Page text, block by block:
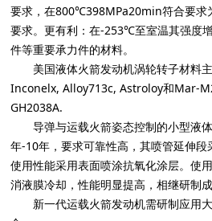
要求，在800℃398MPa20min符合要求
要求。更有利：在-253℃至室温其强度
件等重要承力件的材料。
美国液体火箭发动机涡轮转子材料主
Inconelx, Alloy713c, Astroloy和Mar-
GH2038A.
导弹与运载火箭姿态控制的小型液体
年-10年，要求可靠性高，其喷管延伸
使用性能采用表面喷涂抗氧化涂层。使
消液膜冷却，性能明显提高，相继研制
新一代运载火箭发动机需研制应用大